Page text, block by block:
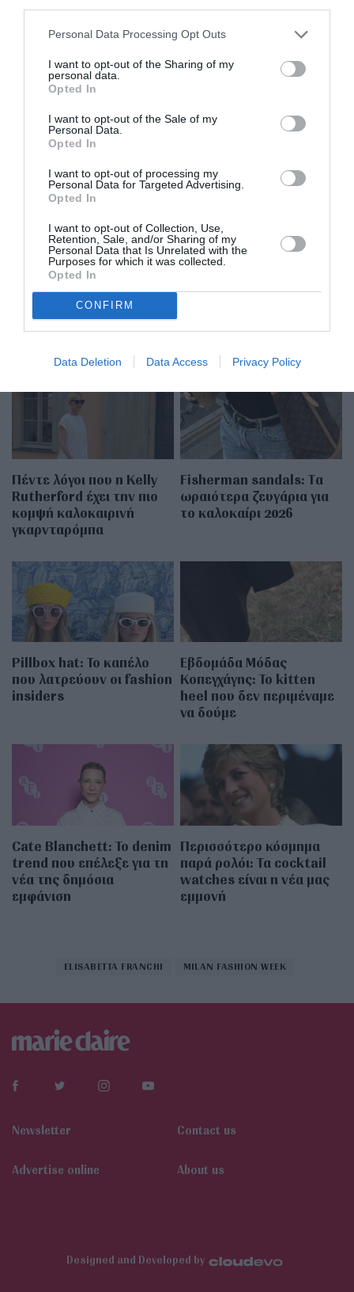
Personal Data Processing Opt Outs
I want to opt-out of the Sharing of my
personal data.
Opted In
I want to opt-out of the Sale of my
Personal Data.
Opted In
I want to opt-out of processing my
Personal Data for Targeted Advertising.
Opted In
I want to opt-out of Collection, Use,
Retention, Sale, and/or Sharing of my
Personal Data that Is Unrelated with the
Purposes for which it was collected.
Opted In
CONFIRM
Data Deletion Data Access Privacy Policy
RELATED STORY
συλλογή αξεσουάρ, Suite C
MORE FROM
FASHION
Πέντε λόγοι που η Kelly
Rutherford έχει την πιο
κομψή καλοκαιρινή
γκαρνταρόμπα
Fisherman sandals: Tα
ωραιότερα ζευγάρια για
το καλοκαίρι 2026
Pillbox hat: Το καπέλο
που λατρεύουν οι fashion
insiders
Εβδομάδα Μόδας
Κοπεγχάγης: Το kitten
heel που δεν περιμέναμε
να δούμε
Cate Blanchett: Το denim
trend που επέλεξε για τη
νέα της δημόσια
εμφάνιση
Περισσότερο κόσμημα
παρά ρολόι: Τα cocktail
watches είναι η νέα μας
εμμονή
ELISABETTA FRANCHI MILAN FASHION WEEK
Newsletter Contact us
Αdvertise online About us
Designed and Developed by